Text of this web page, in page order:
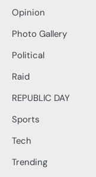
Opinion
Photo Gallery
Political
Raid
REPUBLIC DAY
Sports
Tech
Trending